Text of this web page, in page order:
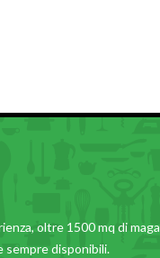
oltre 1500 mq di
sempre disponibili.